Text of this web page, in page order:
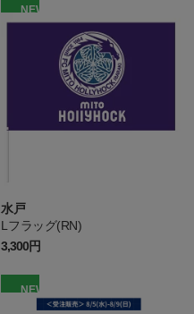
NEW
水戸
Lフラッグ(RN)
3,300円
NEW